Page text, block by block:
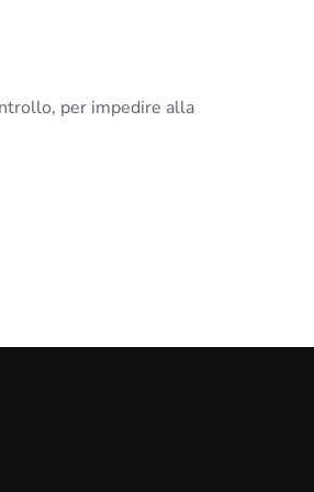
per impedire alla